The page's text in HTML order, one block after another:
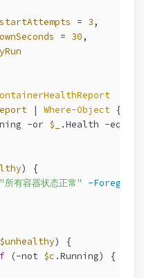
= 3,
= 30,
| Where-Object {
-or $_ .Health -eq
) {
"所有容器状态正常"
-
$unhealthy) {
(-not $c .Running) {